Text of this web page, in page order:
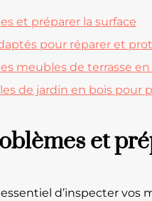
et préparer la surface
pour réparer et
meubles de terrasse
de jardin en bois pour
et
d’inspecter vos